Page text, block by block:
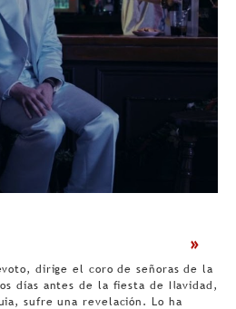
dirige el coro de señoras de la
días antes de la fiesta de Navidad,
sufre una revelación. Lo ha
>